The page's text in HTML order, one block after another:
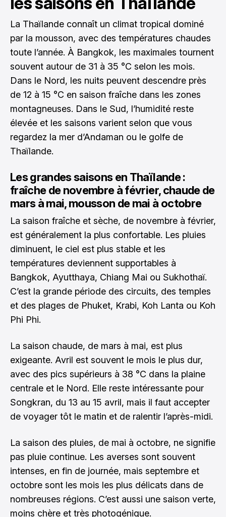
La Thaïlande connaît un climat tropical dominé
par la mousson, avec des températures chaudes
toute l’année. À Bangkok, les maximales tournent
souvent autour de 31 à 35 °C selon les mois.
Dans le Nord, les nuits peuvent descendre près
de 12 à 15 °C en saison fraîche dans les zones
montagneuses. Dans le Sud, l’humidité reste
élevée et les saisons varient selon que vous
regardez la mer d’Andaman ou le golfe de
Thaïlande.
Les grandes saisons en Thaïlande :
fraîche de novembre à février, chaude de
mars à mai, mousson de mai à octobre
La saison fraîche et sèche, de novembre à février,
est généralement la plus confortable. Les pluies
diminuent, le ciel est plus stable et les
températures deviennent supportables à
Bangkok, Ayutthaya, Chiang Mai ou Sukhothaï.
C’est la grande période des circuits, des temples
et des plages de Phuket, Krabi, Koh Lanta ou Koh
Phi Phi.
La saison chaude, de mars à mai, est plus
exigeante. Avril est souvent le mois le plus dur,
avec des pics supérieurs à 38 °C dans la plaine
centrale et le Nord. Elle reste intéressante pour
Songkran, du 13 au 15 avril, mais il faut accepter
de voyager tôt le matin et de ralentir l’après-midi.
La saison des pluies, de mai à octobre, ne signifie
pas pluie continue. Les averses sont souvent
intenses, en fin de journée, mais septembre et
octobre sont les mois les plus délicats dans de
nombreuses régions. C’est aussi une saison verte,
moins chère et très photogénique.